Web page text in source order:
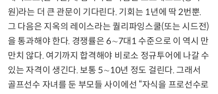
원)라는 더 큰 관문이 기다린다. 기회는 1년에 딱 2번뿐.
그 다음은 지옥의 레이스라는 퀄리파잉스쿨(또는 시드전)
을 통과해야 한다. 경쟁률은 6∼7대1 수준으로 이 역시 만
만치 않다. 여기까지 합격해야 비로소 정규투어에 나갈 수
있는 자격이 생긴다. 보통 5∼10년 정도 걸린다. 그래서
골프선수 자녀를 둔 부모들 사이에선 “자식을 프로선수로